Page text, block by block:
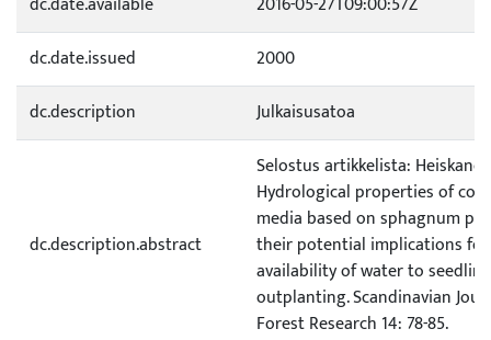
dc.date.issued
2000
dc.description
Julkaisusatoa
dc.description.abstract
Selostus artikkelista:
Hydrological properties of
media based on sphagnum
their potential implications for
availability of water to
outplanting. Scandinavian
Forest Research 14: 78-85.